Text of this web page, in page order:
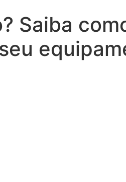
Saiba